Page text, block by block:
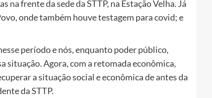
frente da sede da STTP, na Estação Velha. Já
onde também houve testagem para covid; e
período e nós, enquanto poder público,
situação. Agora, com a retomada econômica,
a situação social e econômica de antes da
da STTP.